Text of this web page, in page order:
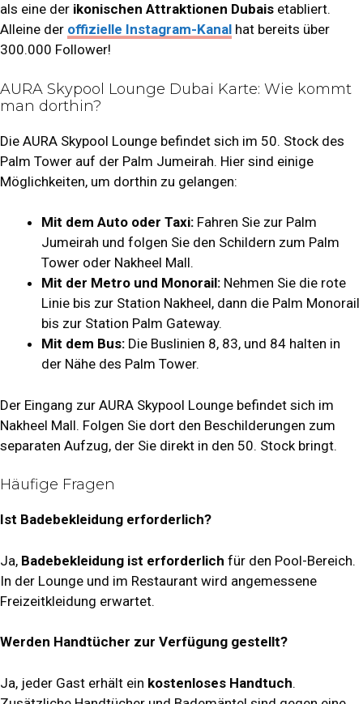
als eine der ikonischen Attraktionen Dubais etabliert.
Alleine der offizielle Instagram-Kanal hat bereits über
300.000 Follower!
AURA Skypool Lounge Dubai Karte: Wie kommt
man dorthin?
Die AURA Skypool Lounge befindet sich im 50. Stock des
Palm Tower auf der Palm Jumeirah. Hier sind einige
Möglichkeiten, um dorthin zu gelangen:
Mit dem Auto oder Taxi: Fahren Sie zur Palm
Jumeirah und folgen Sie den Schildern zum Palm
Tower oder Nakheel Mall.
Mit der Metro und Monorail: Nehmen Sie die rote
Linie bis zur Station Nakheel, dann die Palm Monorail
bis zur Station Palm Gateway.
Mit dem Bus: Die Buslinien 8, 83, und 84 halten in
der Nähe des Palm Tower.
Der Eingang zur AURA Skypool Lounge befindet sich im
Nakheel Mall. Folgen Sie dort den Beschilderungen zum
separaten Aufzug, der Sie direkt in den 50. Stock bringt.
Häufige Fragen
Ist Badebekleidung erforderlich?
Ja, Badebekleidung ist erforderlich für den Pool-Bereich.
In der Lounge und im Restaurant wird angemessene
Freizeitkleidung erwartet.
Werden Handtücher zur Verfügung gestellt?
Ja, jeder Gast erhält ein kostenloses Handtuch.